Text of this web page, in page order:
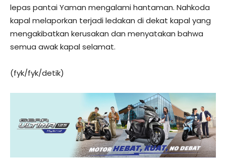
lepas pantai Yaman mengalami hantaman. Nahkoda
kapal melaporkan terjadi ledakan di dekat kapal yang
mengakibatkan kerusakan dan menyatakan bahwa
semua awak kapal selamat.
(fyk/fyk/detik)